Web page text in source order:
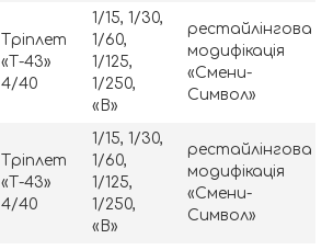
Тріплет
«Т-43»
4/40
1/15, 1/30,
1/60,
1/125,
1/250,
«В»
рестайлінгова
модифікація
«Смени-
Символ»
Тріплет
«Т-43»
4/40
1/15, 1/30,
1/60,
1/125,
1/250,
«В»
рестайлінгова
модифікація
«Смени-
Символ»